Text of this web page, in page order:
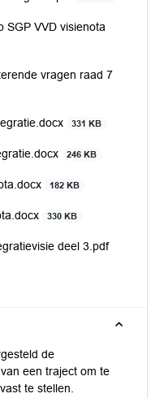
SGP VVD visienota
vragen raad 7
331 KB
246 KB
182 KB
330 KB
deel 3.pdf
de
een traject om te
te stellen.